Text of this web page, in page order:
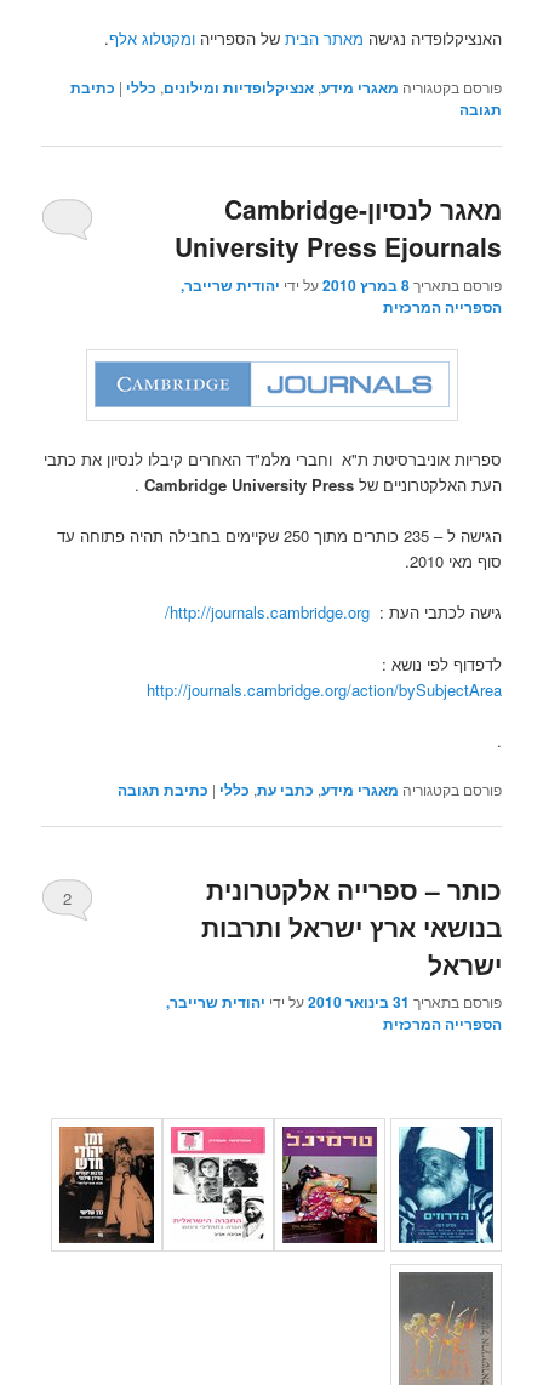
האנציקלופדיה נגישה מאתר הבית של הספרייהומקטלוג אלף.
פורסם בקטגוריה מאגרי מידע,אנציקלופדיות ומילונים, כללי | כתיבת
תגובה
מאגר לנסיון-Cambridge
University Press Ejournals
פורסם בתאריך8 במרץ 2010 על ידי יהודית שרייבר,
הספרייה המרכזית
ספריות אוניברסיטת ת"א וחברי מלמ"ד האחרים קיבלו לנסיון את כתבי
העת האלקטרוניים שלCambridge University Press
.
הגישה ל – 235 כותרים מתוך 250 שקיימים בחבילה תהיה פתוחה עד
סוף מאי 2010.
גישה לכתבי העת :http://journals.cambridge.org/
לדפדוף לפי נושא :
http://journals.cambridge.org/action/bySubjectArea
.
פורסם בקטגוריה מאגרי מידע, כתבי עת, כללי | כתיבת תגובה
כותר – ספרייה אלקטרונית
בנושאי ארץ ישראל ותרבות
ישראל
פורסם בתאריך 31 בינואר 2010 על ידי יהודית שרייבר,
הספרייה המרכזית
2